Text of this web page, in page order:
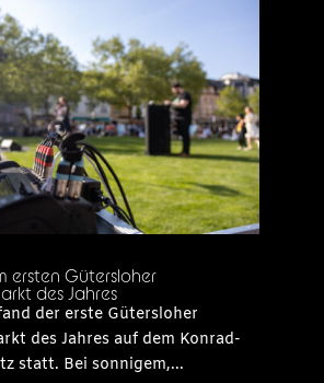
ersten Gütersloher
des Jahres
der erste Gütersloher
des Jahres auf dem Konrad-
statt. Bei sonnigem,...